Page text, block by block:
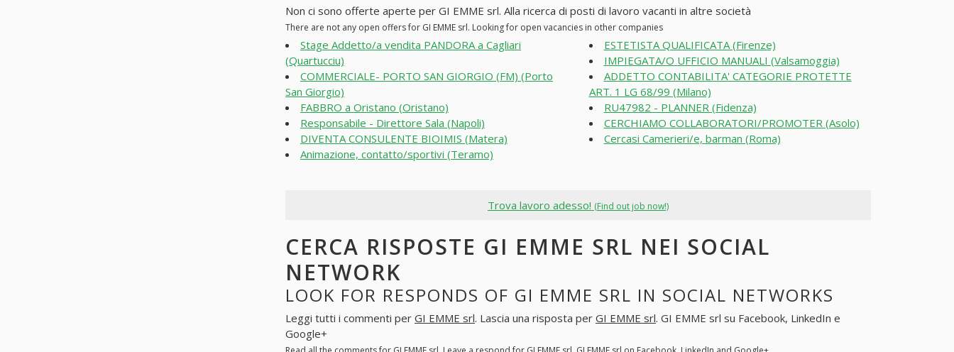
Non ci sono offerte aperte per GI EMME srl. Alla ricerca di posti di lavoro vacanti in altre società
There are not any open offers for GI EMME srl. Looking for open vacancies in other companies
Stage Addetto/a vendita PANDORA a Cagliari
(Quartucciu)
COMMERCIALE- PORTO SAN GIORGIO (FM) (Porto
San Giorgio)
FABBRO a Oristano (Oristano)
Responsabile - Direttore Sala (Napoli)
DIVENTA CONSULENTE BIOIMIS (Matera)
Animazione, contatto/sportivi (Teramo)
ESTETISTA QUALIFICATA (Firenze)
IMPIEGATA/O UFFICIO MANUALI (Valsamoggia)
ADDETTO CONTABILITA' CATEGORIE PROTETTE
ART. 1 LG 68/99 (Milano)
RU47982 - PLANNER (Fidenza)
CERCHIAMO COLLABORATORI/PROMOTER (Asolo)
Cercasi Camerieri/e, barman (Roma)
Trova lavoro adesso! (Find out job now!)
CERCA RISPOSTE GI EMME SRL NEI SOCIAL
NETWORK
LOOK FOR RESPONDS OF GI EMME SRL IN SOCIAL NETWORKS
Leggi tutti i commenti per GI EMME srl. Lascia una risposta per GI EMME srl. GI EMME srl su Facebook, LinkedIn e
Google+